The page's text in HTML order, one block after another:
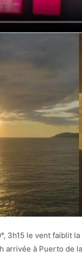
3h15 le vent faiblit
à Puerto de